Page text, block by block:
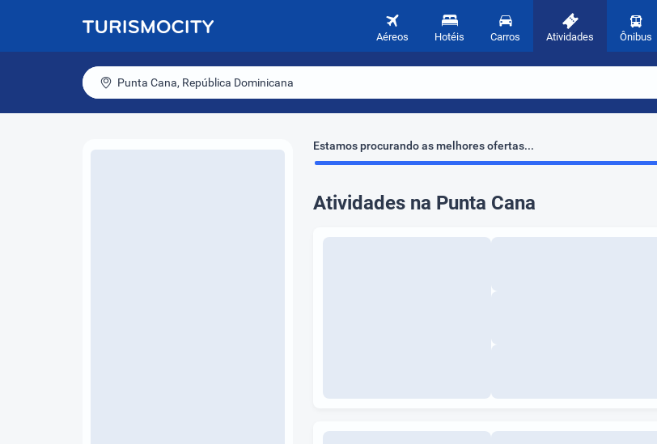
Aéreos Hotéis Carros Atividades Ônibus
Punta Cana, República Dominicana
Estamos procurando as melhores ofertas...
Atividades na Punta Cana